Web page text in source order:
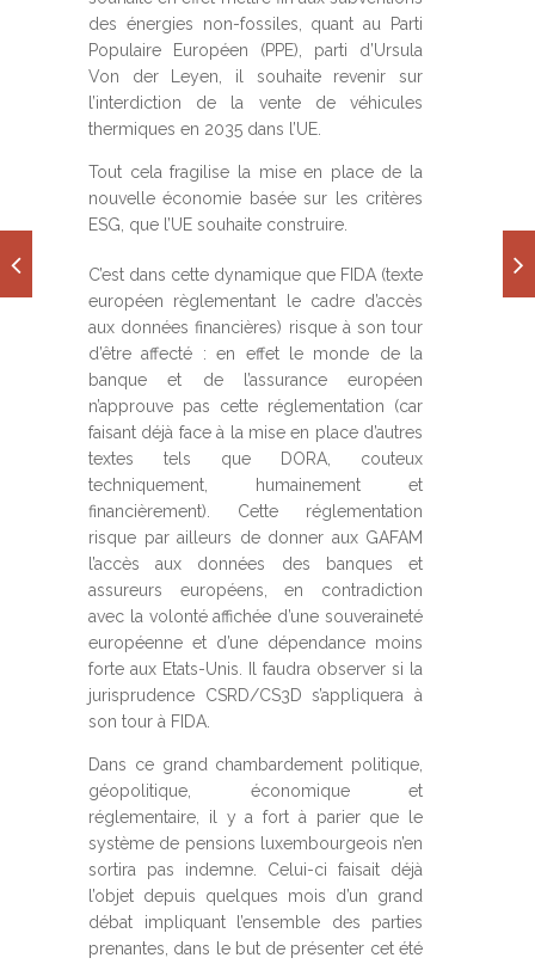
des énergies non-fossiles, quant au Parti
Populaire Européen (PPE), parti d’Ursula
Von der Leyen, il souhaite revenir sur
l’interdiction de la vente de véhicules
thermiques en 2035 dans l’UE.
Tout cela fragilise la mise en place de la
nouvelle économie basée sur les critères
ESG, que l’UE souhaite construire.
C’est dans cette dynamique que FIDA (texte
européen règlementant le cadre d’accès
aux données financières) risque à son tour
d’être affecté : en effet le monde de la
banque et de l’assurance européen
n’approuve pas cette réglementation (car
faisant déjà face à la mise en place d’autres
textes tels que DORA, couteux
techniquement, humainement et
financièrement). Cette réglementation
risque par ailleurs de donner aux GAFAM
l’accès aux données des banques et
assureurs européens, en contradiction
avec la volonté affichée d’une souveraineté
européenne et d’une dépendance moins
forte aux Etats-Unis. Il faudra observer si la
jurisprudence CSRD/CS3D s’appliquera à
son tour à FIDA.
Dans ce grand chambardement politique,
géopolitique, économique et
réglementaire, il y a fort à parier que le
système de pensions luxembourgeois n’en
sortira pas indemne. Celui-ci faisait déjà
l’objet depuis quelques mois d’un grand
débat impliquant l’ensemble des parties
prenantes, dans le but de présenter cet été